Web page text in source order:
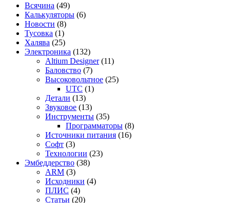
Всячина (49)
Калькуляторы (6)
Новости (8)
Тусовка (1)
Халява (25)
Электроника (132)
Altium Designer(11)
Баловство (7)
Высоковольтное (25)
UTC (1)
Детали (13)
Звуковое (13)
Инструменты (35)
Программаторы (8)
Источники питания (16)
Софт (3)
Технологии (23)
Эмбеддерство (38)
ARM (3)
Исходники (4)
ПЛИС (4)
Статьи (20)